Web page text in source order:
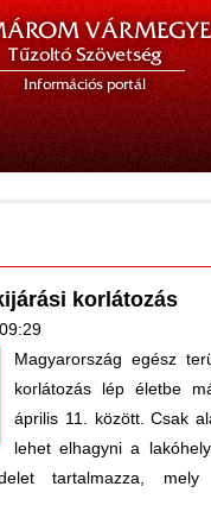
Tűzoltó Szövetség
Információs portál
korlátozás
Magyarország egész
korlátozás lép életbe
április 11. között. Csak
lehet elhagyni a
tartalmazza, mely